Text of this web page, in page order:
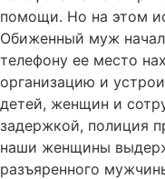
помощи. Но на этом
Обиженный муж
телефону ее место
организацию и
детей, женщин и
задержкой, полиция
наши женщины
разъяренного